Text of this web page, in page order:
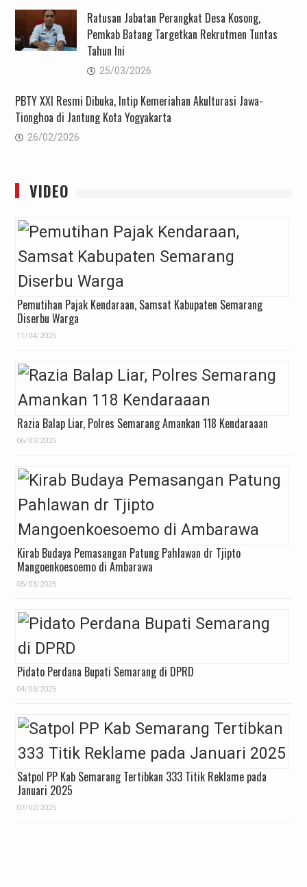
Ratusan Jabatan Perangkat Desa Kosong,
Pemkab Batang Targetkan Rekrutmen Tuntas
Tahun Ini
25/03/2026
PBTY XXI Resmi Dibuka, Intip Kemeriahan Akulturasi Jawa-
Tionghoa di Jantung Kota Yogyakarta
26/02/2026
VIDEO
Pemutihan Pajak Kendaraan, Samsat Kabupaten Semarang
Diserbu Warga
11/04/2025
Razia Balap Liar, Polres Semarang Amankan 118 Kendaraaan
06/03/2025
Kirab Budaya Pemasangan Patung Pahlawan dr Tjipto
Mangoenkoesoemo di Ambarawa
05/03/2025
Pidato Perdana Bupati Semarang di DPRD
04/03/2025
Satpol PP Kab Semarang Tertibkan 333 Titik Reklame pada
Januari 2025
07/02/2025